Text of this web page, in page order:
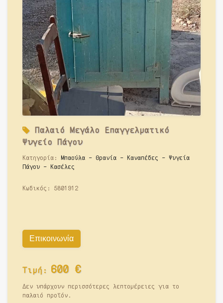
Παλαιό Μεγάλο Επαγγελματικό
Ψυγείο Πάγου
Κατηγορία: Μπαούλα - Θρανία - Καναπέδες - Ψυγεία
Πάγου - Κασέλες
Κωδικός: 5801912
Επικοινωνία
Τιμή: 600€
Δεν υπάρχουν περισσότερες λεπτομέρειες για το
παλαιό προϊόν.